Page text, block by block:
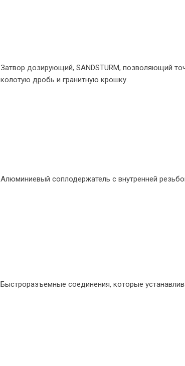
Затвор дозирующий, SANDSTURM, позволяющий
колотую дробь и гранитную крошку.
Алюминиевый соплодержатель с внутренней
Быстроразъемные соединения, которые